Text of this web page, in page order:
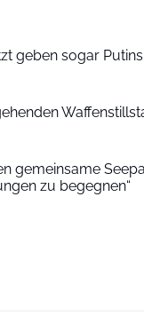
geben sogar
gemeinsame
zu begegnen“